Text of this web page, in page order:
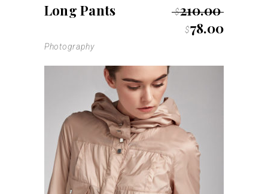
Long Pants $210.00
$78.00
Photography